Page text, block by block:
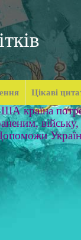
Цікаві
країна